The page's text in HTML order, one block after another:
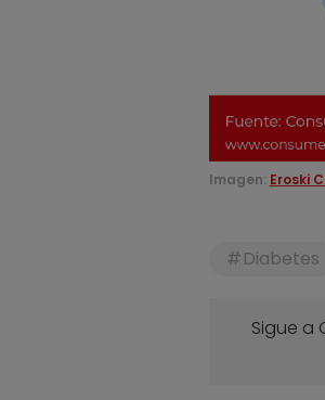
Imagen: Eroski
Diabetes
Sigue a